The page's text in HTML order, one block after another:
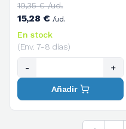
19,35 € /ud.
15,28 €/ud.
En stock
(Env. 7-8 días)
- +
Añadir